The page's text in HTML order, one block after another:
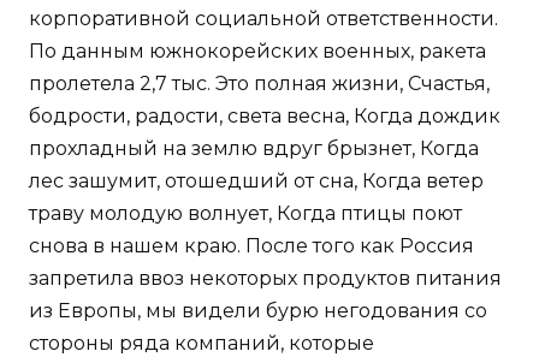
корпоративной социальной ответственности.
По данным южнокорейских военных, ракета
пролетела 2,7 тыс. Это полная жизни, Счастья,
бодрости, радости, света весна, Когда дождик
прохладный на землю вдруг брызнет, Когда
лес зашумит, отошедший от сна, Когда ветер
траву молодую волнует, Когда птицы поют
снова в нашем краю. После того как Россия
запретила ввоз некоторых продуктов питания
из Европы, мы видели бурю негодования со
стороны ряда компаний, которые